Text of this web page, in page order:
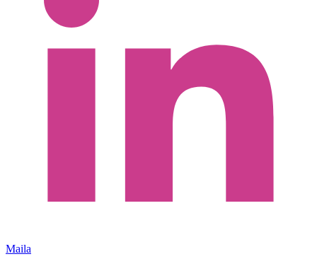
Maila